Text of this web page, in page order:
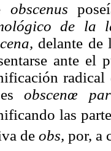
obscenus
de la
delante de
ante el
radical
obscenœ
las
de obs, por, a